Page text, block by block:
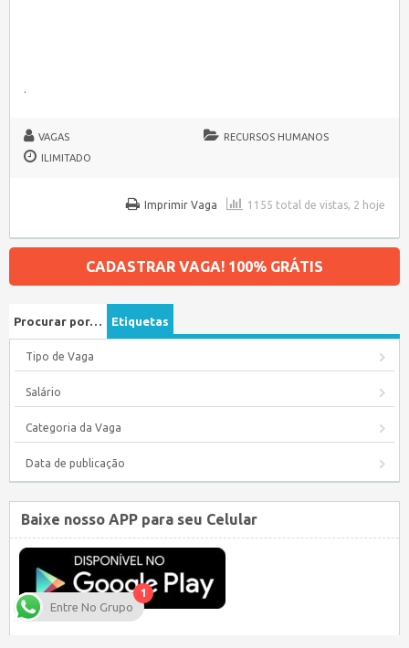
.
VAGAS
RECURSOS HUMANOS
ILIMITADO
1155 total de vistas, 2 hoje
Imprimir Vaga
CADASTRAR VAGA! 100% GRÁTIS
Procurar por… Etiquetas
Tipo de Vaga
Salário
Categoria da Vaga
Data de publicação
Baixe nosso APP para seu Celular
1
Entre No Grupo